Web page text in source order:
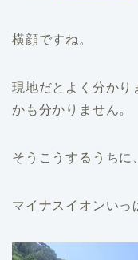
横顔ですね。
現地だとよく分かり
かも分かりません。
そうこうするうちに
マイナスイオンいっ